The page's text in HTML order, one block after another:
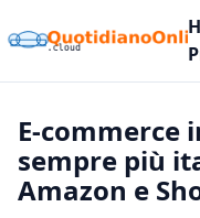
E-commerce
sempre più
Amazon e